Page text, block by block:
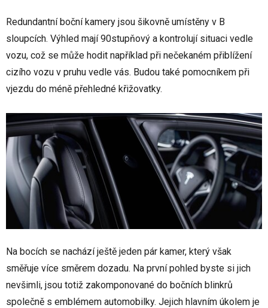
Redundantní boční kamery jsou šikovně umístěny v B
sloupcích. Výhled mají 90stupňový a kontrolují situaci vedle
vozu, což se může hodit například při nečekaném přiblížení
cizího vozu v pruhu vedle vás. Budou také pomocníkem při
vjezdu do méně přehledné křižovatky.
Na bocích se nachází ještě jeden pár kamer, který však
směřuje více směrem dozadu. Na první pohled byste si jich
nevšimli, jsou totiž zakomponované do bočních blinkrů
společně s emblémem automobilky. Jejich hlavním úkolem je